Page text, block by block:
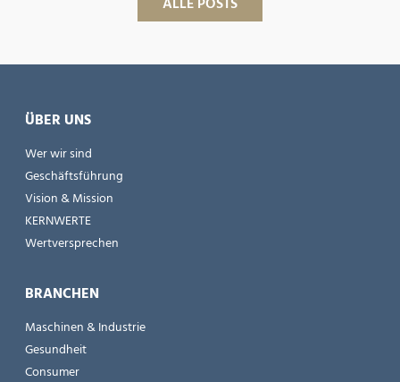
ÜBER UNS
Wer wir sind
Geschäftsführung
Vision & Mission
KERNWERTE
Wertversprechen
BRANCHEN
Maschinen & Industrie
Gesundheit
Consumer